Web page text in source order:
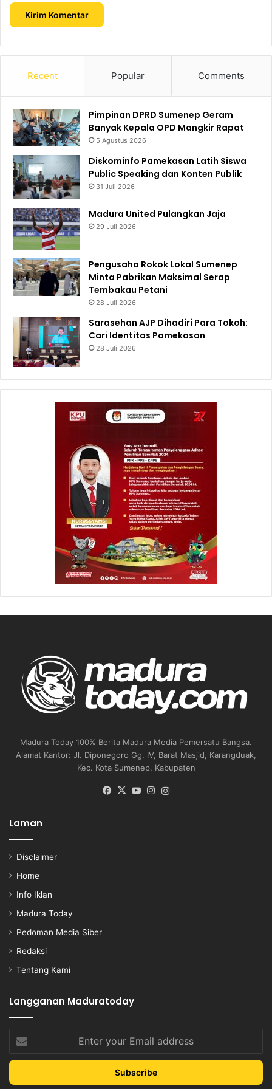
Recent Popular Comments
Pimpinan DPRD Sumenep Geram
Banyak Kepala OPD Mangkir Rapat
5 Agustus 2026
Diskominfo Pamekasan Latih Siswa
Public Speaking dan Konten Publik
31 Juli 2026
Madura United Pulangkan Jaja
29 Juli 2026
Pengusaha Rokok Lokal Sumenep
Minta Pabrikan Maksimal Serap
Tembakau Petani
28 Juli 2026
Sarasehan AJP Dihadiri Para Tokoh:
Cari Identitas Pamekasan
28 Juli 2026
Madura Today 100% Berita Madura Media Pemersatu Bangsa.
Alamat Kantor: Jl. Diponegoro Gg. IV, Barat Masjid, Karangduak,
Kec. Kota Sumenep, Kabupaten
Facebook
X YouTubeInstagram
Laman
Disclaimer
Home
Info Iklan
Madura Today
Pedoman Media Siber
Redaksi
Tentang Kami
Langganan Maduratoday
your
Email